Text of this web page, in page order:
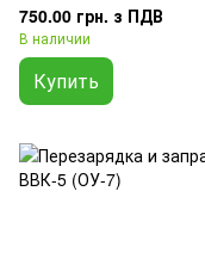
750.00 грн. з ПДВ
В наличии
Купить